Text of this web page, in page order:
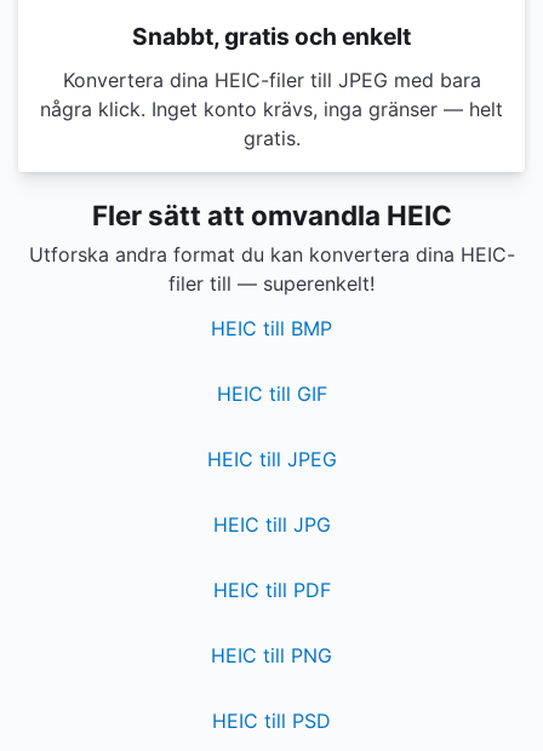
Snabbt, gratis och enkelt
Konvertera dina HEIC-filer till JPEG med bara
några klick. Inget konto krävs, inga gränser — helt
gratis.
Fler sätt att omvandla HEIC
Utforska andra format du kan konvertera dina HEIC-
filer till — superenkelt!
HEIC till BMP
HEIC till GIF
HEIC till JPEG
HEIC till JPG
HEIC till PDF
HEIC till PNG
HEIC till PSD